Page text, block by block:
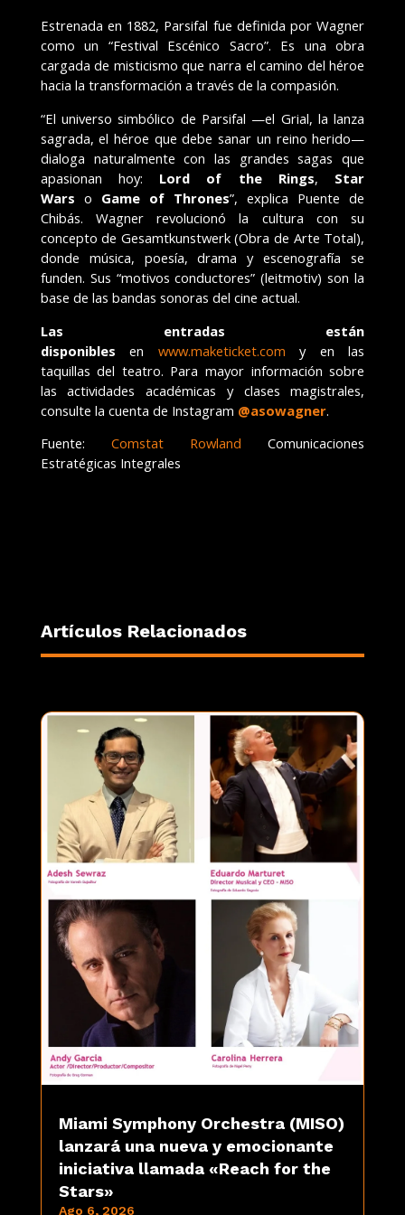
Estrenada en 1882, Parsifal fue definida por Wagner
como un “Festival Escénico Sacro”. Es una obra
cargada de misticismo que narra el camino del héroe
hacia la transformación a través de la compasión.
“El universo simbólico de Parsifal —el Grial, la lanza
sagrada, el héroe que debe sanar un reino herido—
dialoga naturalmente con las grandes sagas que
apasionan hoy: Lord of the Rings, Star
Wars o Game of Thrones”, explica Puente de
Chibás. Wagner revolucionó la cultura con su
concepto de Gesamtkunstwerk (Obra de Arte Total),
donde música, poesía, drama y escenografía se
funden. Sus “motivos conductores” (leitmotiv) son la
base de las bandas sonoras del cine actual.
Las entradas están
disponibles en www.maketicket.com y en las
taquillas del teatro. Para mayor información sobre
las actividades académicas y clases magistrales,
consulte la cuenta de Instagram @asowagner.
Fuente: Comstat Rowland Comunicaciones
Estratégicas Integrales
Artículos Relacionados
Miami Symphony Orchestra (MISO)
lanzará una nueva y emocionante
iniciativa llamada «Reach for the
Stars»
Ago 6, 2026